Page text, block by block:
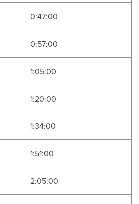
0:47:00
0:57:00
1:05:00
1:20:00
1:34:00
1:51:00
2:05:00